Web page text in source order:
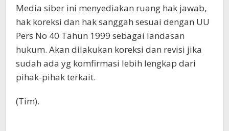
Media siber ini menyediakan ruang hak jawab,
hak koreksi dan hak sanggah sesuai dengan UU
Pers No 40 Tahun 1999 sebagai landasan
hukum. Akan dilakukan koreksi dan revisi jika
sudah ada yg komfirmasi lebih lengkap dari
pihak-pihak terkait.
(Tim).